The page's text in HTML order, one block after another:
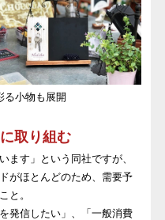
る小物も展開
取り組む
ます」という同社ですが、
がほとんどのため、需要予
と。
発信したい」、「一般消費